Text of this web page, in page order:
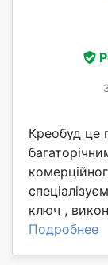
Креобуд це
ключ ,
Подробнее